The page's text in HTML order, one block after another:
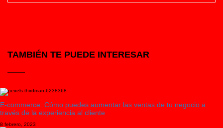
TAMBIÉN TE PUEDE INTERESAR
E-commerce: Cómo puedes aumentar las ventas de tu negocio a
través de la experiencia al cliente
8 febrero, 2023